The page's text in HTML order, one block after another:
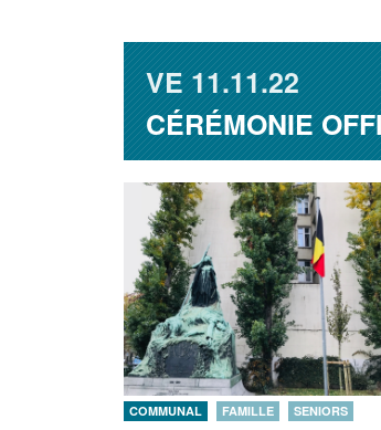
VE11.11.22
CÉRÉMONIE
COMMUNAL FAMILLE SENIORS